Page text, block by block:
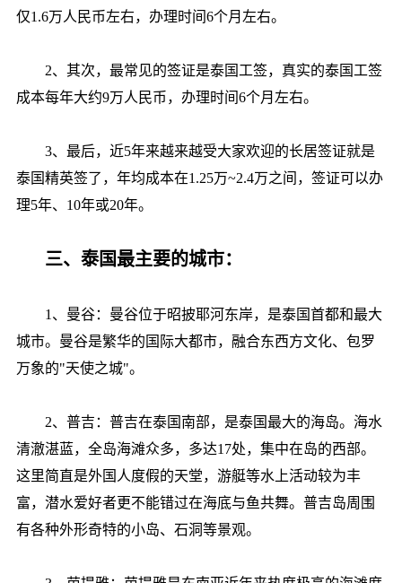
仅1.6万人民币左右，办理时间6个月左右。
2、其次，最常见的签证是泰国工签，真实的泰国工签
成本每年大约9万人民币，办理时间6个月左右。
3、最后，近5年来越来越受大家欢迎的长居签证就是
泰国精英签了，年均成本在1.25万~2.4万之间，签证可以办
理5年、10年或20年。
三、泰国最主要的城市：
1、曼谷：曼谷位于昭披耶河东岸，是泰国首都和最大
城市。曼谷是繁华的国际大都市，融合东西方文化、包罗
万象的"天使之城"。
2、普吉：普吉在泰国南部，是泰国最大的海岛。海水
清澈湛蓝，全岛海滩众多，多达17处，集中在岛的西部。
这里简直是外国人度假的天堂，游艇等水上活动较为丰
富，潜水爱好者更不能错过在海底与鱼共舞。普吉岛周围
有各种外形奇特的小岛、石洞等景观。